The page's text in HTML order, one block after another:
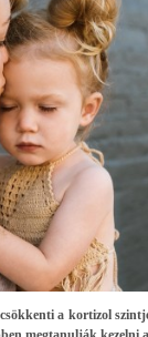
a kortizol